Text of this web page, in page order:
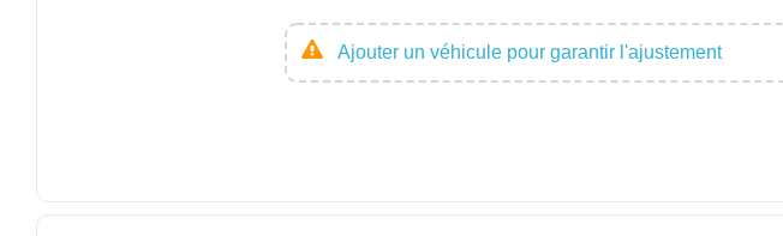
Ajouter un véhicule pour garantir l'ajustement